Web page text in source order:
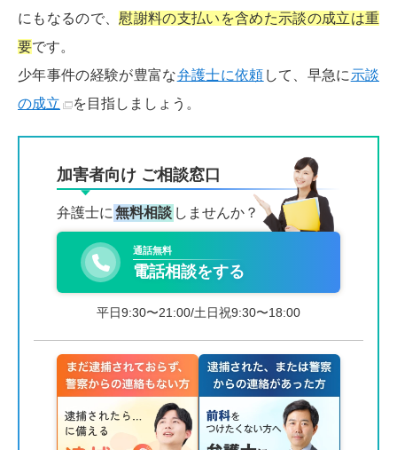
にもなるので、慰謝料の支払いを含めた示談の成立は重
要です。
少年事件の経験が豊富な弁護士に依頼 して、早急に 示談
の成立
を目指しましょう。
加害者向け ご相談窓口
弁護士に 無料相談 しませんか？
通話無料
電話相談をする
平日9:30〜21:00/土日祝9:30〜18:00